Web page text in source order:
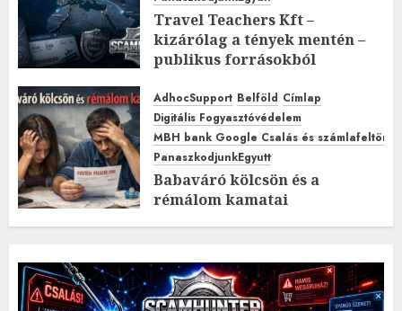
Travel Teachers Kft –
kizárólag a tények mentén –
publikus forrásokból
AdhocSupport Belföld Címlap
Digitális Fogyasztóvédelem
MBH bank Google Csalás és
PanaszkodjunkEgyutt
Babaváró kölcsön és a
rémálom kamatai